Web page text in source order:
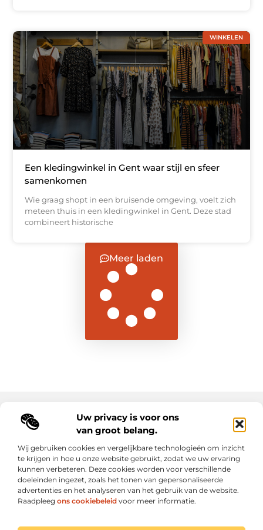
Uw privacy is voor ons
van groot belang.
Wij gebruiken cookies en vergelijkbare technologieën om inzicht
te krijgen in hoe u onze website gebruikt, zodat we uw ervaring
kunnen verbeteren. Deze cookies worden voor verschillende
doeleinden ingezet, zoals het tonen van gepersonaliseerde
advertenties en het analyseren van het gebruik van de website.
Raadpleeg ons cookiebeleid voor meer informatie.
WINKELEN
Een kledingwinkel in Gent waar stijl en sfeer
samenkomen
Wie graag shopt in een bruisende omgeving, voelt zich
meteen thuis in een kledingwinkel in Gent. Deze stad
combineert historische
Meer laden
Main Links
Elke dag een sprankel inspiratie op letroumaulin.be
Praktisch, persoonlijk en positief.